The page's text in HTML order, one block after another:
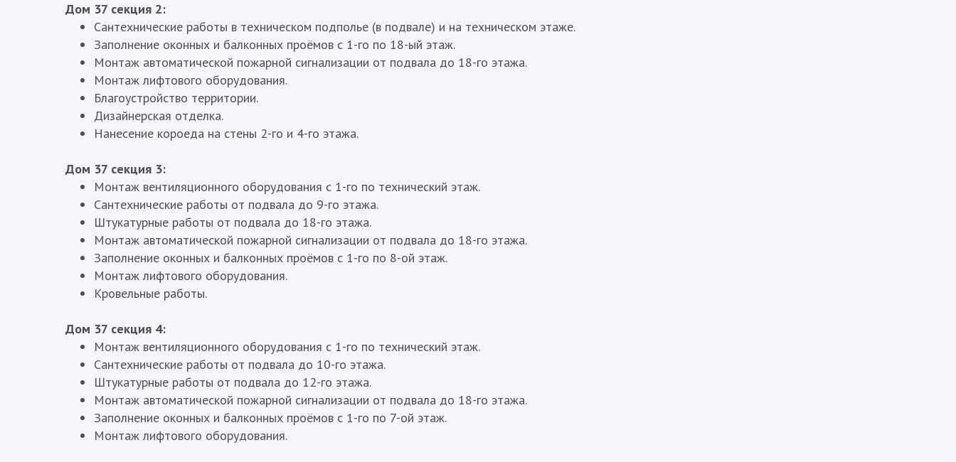
Дом 37 секция 2:
Сантехнические работы в техническом подполье (в подвале) и на техническом этаже.
Заполнение оконных и балконных проёмов с 1-го по 18-ый этаж.
Монтаж автоматической пожарной сигнализации от подвала до 18-го этажа.
Монтаж лифтового оборудования.
Благоустройство территории.
Дизайнерская отделка.
Нанесение короеда на стены 2-го и 4-го этажа.
Дом 37 секция 3:
Монтаж вентиляционного оборудования с 1-го по технический этаж.
Сантехнические работы от подвала до 9-го этажа.
Штукатурные работы от подвала до 18-го этажа.
Монтаж автоматической пожарной сигнализации от подвала до 18-го этажа.
Заполнение оконных и балконных проёмов с 1-го по 8-ой этаж.
Монтаж лифтового оборудования.
Кровельные работы.
Дом 37 секция 4:
Монтаж вентиляционного оборудования с 1-го по технический этаж.
Сантехнические работы от подвала до 10-го этажа.
Штукатурные работы от подвала до 12-го этажа.
Монтаж автоматической пожарной сигнализации от подвала до 18-го этажа.
Заполнение оконных и балконных проёмов с 1-го по 7-ой этаж.
Монтаж лифтового оборудования.